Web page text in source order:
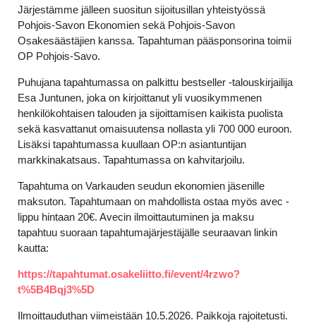
Järjestämme jälleen suositun sijoitusillan yhteistyössä
Pohjois-Savon Ekonomien sekä Pohjois-Savon
Osakesäästäjien kanssa. Tapahtuman pääsponsorina toimii
OP Pohjois-Savo.
Puhujana tapahtumassa on palkittu bestseller -talouskirjailija
Esa Juntunen, joka on kirjoittanut yli vuosikymmenen
henkilökohtaisen talouden ja sijoittamisen kaikista puolista
sekä kasvattanut omaisuutensa nollasta yli 700 000 euroon.
Lisäksi tapahtumassa kuullaan OP:n asiantuntijan
markkinakatsaus. Tapahtumassa on kahvitarjoilu.
Tapahtuma on Varkauden seudun ekonomien jäsenille
maksuton. Tapahtumaan on mahdollista ostaa myös avec -
lippu hintaan 20€. Avecin ilmoittautuminen ja maksu
tapahtuu suoraan tapahtumajärjestäjälle seuraavan linkin
kautta:
https://tapahtumat.osakeliitto.fi/event/4rzwo?
t%5B4Bqj3%5D
Ilmoittauduthan viimeistään 10.5.2026. Paikkoja rajoitetusti.